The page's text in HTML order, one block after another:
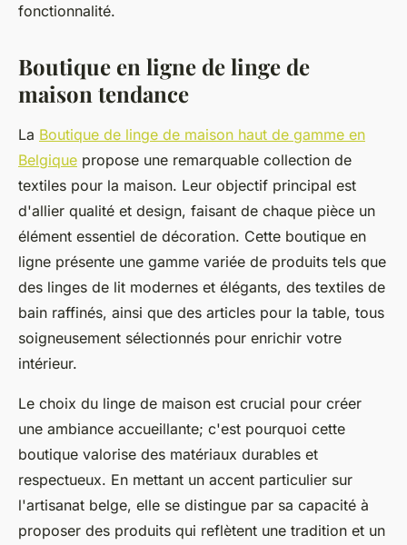
fonctionnalité.
Boutique en ligne de linge de
maison tendance
La Boutique de linge de maison haut de gamme en
Belgique propose une remarquable collection de
textiles pour la maison. Leur objectif principal est
d'allier qualité et design, faisant de chaque pièce un
élément essentiel de décoration. Cette boutique en
ligne présente une gamme variée de produits tels que
des linges de lit modernes et élégants, des textiles de
bain raffinés, ainsi que des articles pour la table, tous
soigneusement sélectionnés pour enrichir votre
intérieur.
Le choix du linge de maison est crucial pour créer
une ambiance accueillante; c'est pourquoi cette
boutique valorise des matériaux durables et
respectueux. En mettant un accent particulier sur
l'artisanat belge, elle se distingue par sa capacité à
proposer des produits qui reflètent une tradition et un